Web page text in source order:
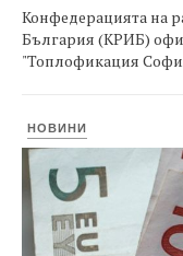
Конфедерацията на
България (КРИБ)
"Топлофикация
НОВИНИ